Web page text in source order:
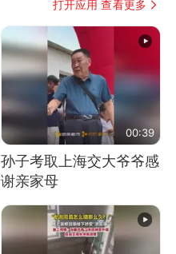
打开应用 查看更多
00:39
孙子考取上海交大爷爷感
谢亲家母